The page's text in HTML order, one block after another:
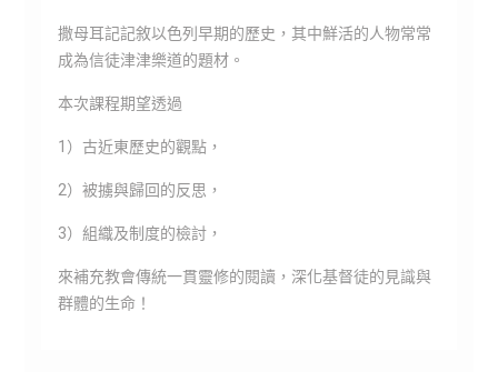
撒母耳記記敘以色列早期的歷史，其中鮮活的人物常常
成為信徒津津樂道的題材。
本次課程期望透過
1）古近東歷史的觀點，
2）被擄與歸回的反思，
3）組織及制度的檢討，
來補充教會傳統一貫靈修的閱讀，深化基督徒的見識與
群體的生命！